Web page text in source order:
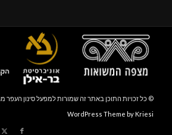
© כל זכויות התוכן באתר זה שמורות למפעל סינון העפר
WordPress Theme by Kriesi